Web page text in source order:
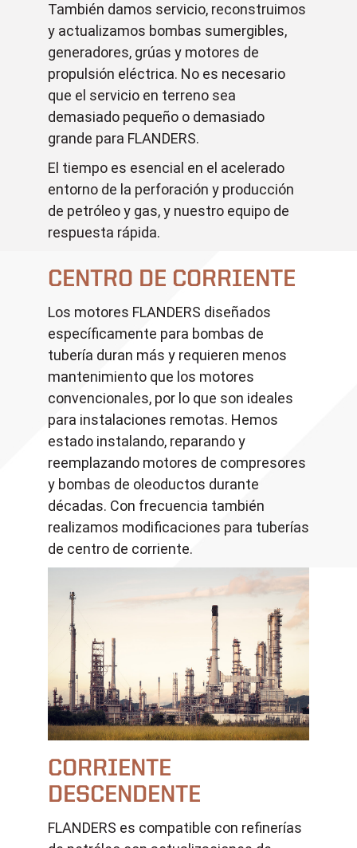
También damos servicio, reconstruimos
y actualizamos bombas sumergibles,
generadores, grúas y motores de
propulsión eléctrica. No es necesario
que el servicio en terreno sea
demasiado pequeño o demasiado
grande para FLANDERS.
El tiempo es esencial en el acelerado
entorno de la perforación y producción
de petróleo y gas, y nuestro equipo de
respuesta rápida.
CENTRO DE CORRIENTE
Los motores FLANDERS diseñados
específicamente para bombas de
tubería duran más y requieren menos
mantenimiento que los motores
convencionales, por lo que son ideales
para instalaciones remotas. Hemos
estado instalando, reparando y
reemplazando motores de compresores
y bombas de oleoductos durante
décadas. Con frecuencia también
realizamos modificaciones para tuberías
de centro de corriente.
CORRIENTE
DESCENDENTE
FLANDERS es compatible con refinerías